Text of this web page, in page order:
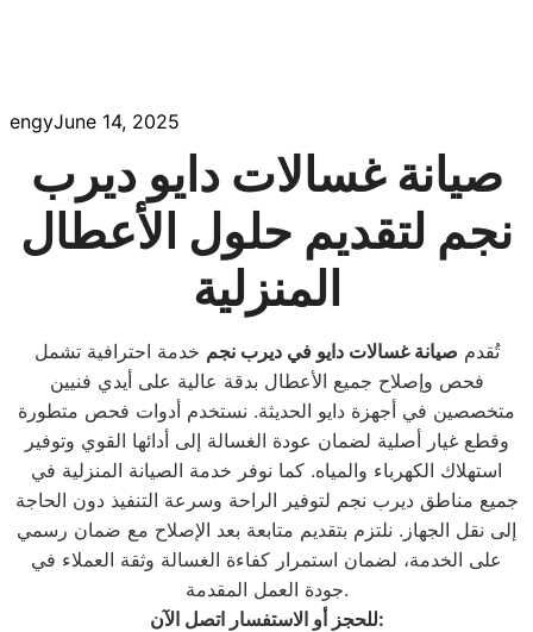
engyJune 14, 2025
صيانة غسالات دايو ديرب
نجم لتقديم حلول الأعطال
المنزلية
تُقدم صيانة غسالات دايو في ديرب نجم خدمة احترافية تشمل
فحص وإصلاح جميع الأعطال بدقة عالية على أيدي فنيين
متخصصين في أجهزة دايو الحديثة. نستخدم أدوات فحص متطورة
وقطع غيار أصلية لضمان عودة الغسالة إلى أدائها القوي وتوفير
استهلاك الكهرباء والمياه. كما نوفر خدمة الصيانة المنزلية في
جميع مناطق ديرب نجم لتوفير الراحة وسرعة التنفيذ دون الحاجة
إلى نقل الجهاز. نلتزم بتقديم متابعة بعد الإصلاح مع ضمان رسمي
على الخدمة، لضمان استمرار كفاءة الغسالة وثقة العملاء في
جودة العمل المقدمة.
للحجز أو الاستفسار اتصل الآن: